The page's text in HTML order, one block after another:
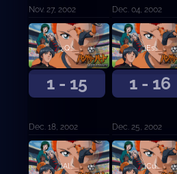
Nov. 27, 2002 Dec. 04, 2002
1 - 15
¿Qué es ese tiro?
Dec. 18, 2002
1 - 16
¡Esto es! ¡No puedo soportarlo más!
Dec. 25, 2002
¡Algo está mal con Rodrigo! ¡Cuando dije que lo lograré, lo lograré!